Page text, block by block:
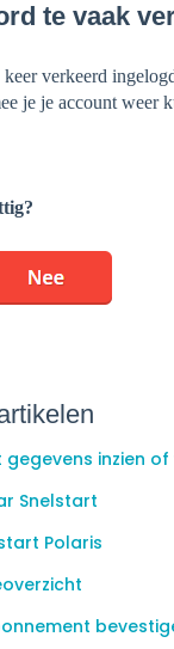
te vaak
verkeerd
je je account weer
inzien of
Snelstart
Polaris